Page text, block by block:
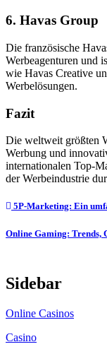
6. Havas Group
Die französische
Werbeagenturen und
wie Havas Creative
Werbelösungen.
Fazit
Die weltweit größten
Werbung und
internationalen Top-
der Werbeindustrie
Post
navigation
5P-Marketing: Ein
Online Gaming: Trends,
Sidebar
Online Casinos
Casino